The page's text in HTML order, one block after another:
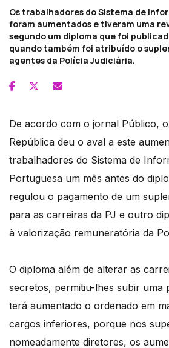
Os trabalhadores do Sistema de
foram aumentados e tiveram uma
segundo um diploma que foi
quando também foi atribuído o
agentes da Polícia Judiciária.
De acordo com o jornal Público,
República deu o aval a este
trabalhadores do Sistema de
Portuguesa um mês antes do
regulou o pagamento de um
para as carreiras da PJ e outro
à valorização remuneratória da
O diploma além de alterar as
secretos, permitiu-lhes subir uma
terá aumentado o ordenado em
cargos inferiores, porque nos
nomeadamente diretores, os